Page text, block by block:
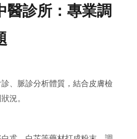
醫診所：專業調
、脈診分析體質，結合皮膚檢
況。